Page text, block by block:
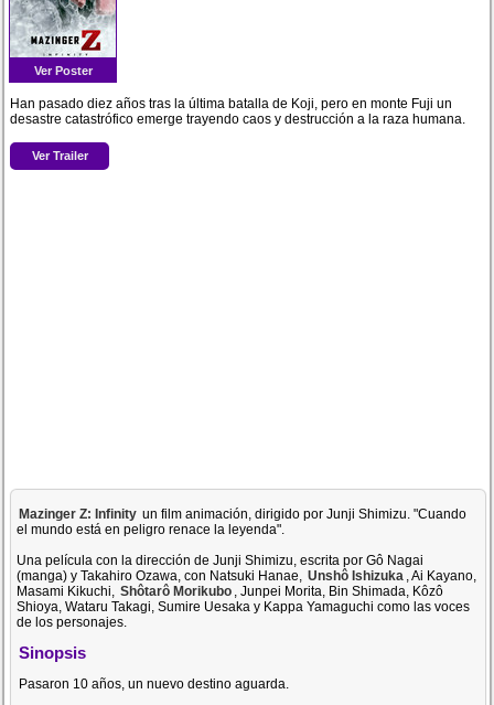
Ver Poster
Han pasado diez años tras la última batalla de Koji, pero en monte Fuji un
desastre catastrófico emerge trayendo caos y destrucción a la raza humana.
Ver Trailer
Mazinger Z: Infinity un film animación, dirigido por Junji Shimizu. "Cuando
el mundo está en peligro renace la leyenda".
Una película con la dirección de Junji Shimizu, escrita por Gô Nagai
(manga) y Takahiro Ozawa, con Natsuki Hanae, Unshô Ishizuka , Ai Kayano,
Masami Kikuchi, Shôtarô Morikubo , Junpei Morita, Bin Shimada, Kôzô
Shioya, Wataru Takagi, Sumire Uesaka y Kappa Yamaguchi como las voces
de los personajes.
Sinopsis
Pasaron 10 años, un nuevo destino aguarda.